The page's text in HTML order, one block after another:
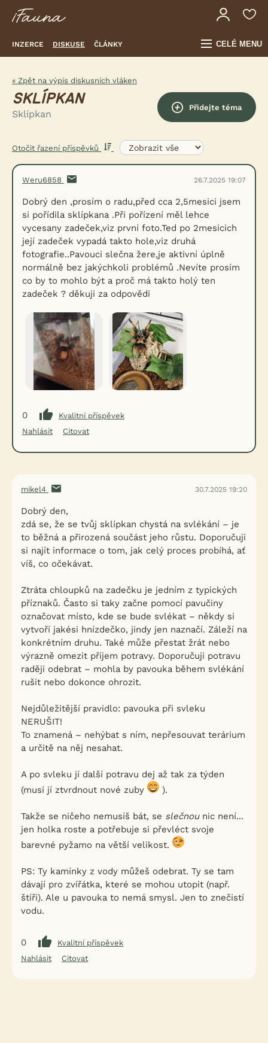
INZERCE DISKUSE ČLÁNKY CELÉ MENU
« Zpět na výpis diskusních vláken
SKLÍPKAN
Sklípkan
Přidejte téma
Otočit řazení příspěvků
Weru6858 26.7.2025 19:07
Dobrý den ,prosím o radu,před cca 2,5mesici jsem
si pořídila sklípkana .Při pořízení měl lehce
vycesany zadeček,viz první foto.Ted po 2mesicich
její zadeček vypadá takto hole,viz druhá
fotografie..Pavouci slečna žere,je aktivní úplně
normálně bez jakýchkoli problémů .Nevíte prosím
co by to mohlo být a proč má takto holý ten
zadeček ? děkuji za odpovědi
0
Kvalitní příspěvek
Nahlásit
Citovat
mikel4 30.7.2025 19:20
Dobrý den,
zdá se, že se tvůj sklípkan chystá na svlékání – je
to běžná a přirozená součást jeho růstu. Doporučuji
si najít informace o tom, jak celý proces probíhá, ať
víš, co očekávat.
Ztráta chloupků na zadečku je jedním z typických
příznaků. Často si taky začne pomocí pavučiny
označovat místo, kde se bude svlékat – někdy si
vytvoří jakési hnízdečko, jindy jen naznačí. Záleží na
konkrétním druhu. Také může přestat žrát nebo
výrazně omezit příjem potravy. Doporučuji potravu
raději odebrat – mohla by pavouka během svlékání
rušit nebo dokonce ohrozit.
Nejdůležitější pravidlo: pavouka při svleku
NERUŠIT!
To znamená – nehýbat s ním, nepřesouvat terárium
a určitě na něj nesahat.
A po svleku jí další potravu dej až tak za týden
(musí jí ztvrdnout nové zuby
).
Takže se ničeho nemusíš bát, se slečnounic není...
jen holka roste a potřebuje si převléct svoje
barevné pyžamo na větší velikost.
PS: Ty kamínky z vody můžeš odebrat. Ty se tam
dávají pro zvířátka, které se mohou utopit (např.
štíři). Ale u pavouka to nemá smysl. Jen to znečistí
vodu.
0
Kvalitní příspěvek
Nahlásit
Citovat